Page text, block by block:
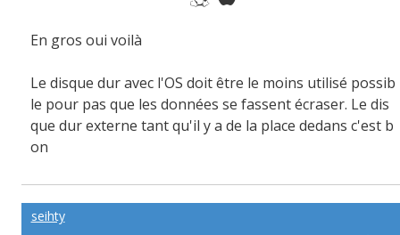
En gros oui voilà
Le disque dur avec l'OS doit être le moins utilisé possib
le pour pas que les données se fassent écraser. Le dis
que dur externe tant qu'il y a de la place dedans c'est b
on
seihty